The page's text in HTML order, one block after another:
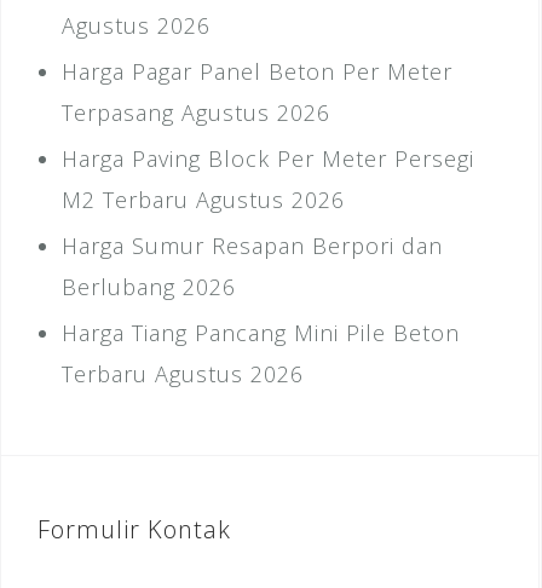
Agustus 2026
Harga Pagar Panel Beton Per Meter
Terpasang Agustus 2026
Harga Paving Block Per Meter Persegi
M2 Terbaru Agustus 2026
Harga Sumur Resapan Berpori dan
Berlubang 2026
Harga Tiang Pancang Mini Pile Beton
Terbaru Agustus 2026
Formulir Kontak